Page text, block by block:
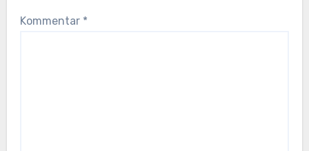
Kommentar *